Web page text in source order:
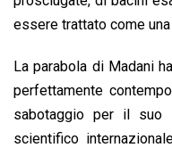
essere trattato come
La parabola di Madani
perfettamente
sabotaggio per il suo
scientifico